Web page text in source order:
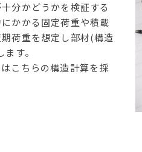
分かどうかを検証する
かかる固定荷重や積載
荷重を想定し部材(構造
す。
こちらの構造計算を採